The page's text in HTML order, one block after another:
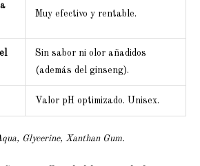
Muy efectivo y rentable.
Sin sabor ni olor añadidos
(además del ginseng).
Valor pH optimizado. Unisex.
Glycerine, Xanthan Gum.